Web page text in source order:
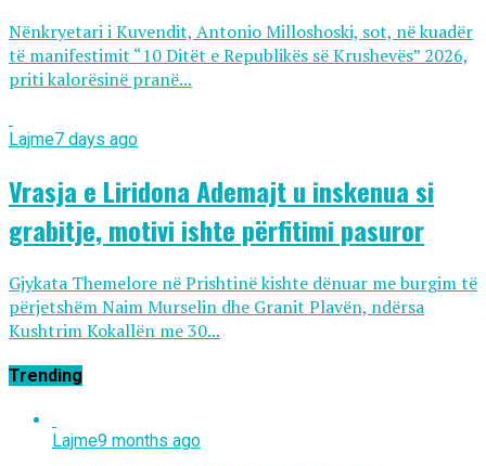
Nënkryetari i Kuvendit, Antonio Milloshoski, sot, në kuadër
të manifestimit “10 Ditët e Republikës së Krushevës” 2026,
priti kalorësinë pranë...
Lajme7 days ago
Vrasja e Liridona Ademajt u inskenua si
grabitje, motivi ishte përfitimi pasuror
Gjykata Themelore në Prishtinë kishte dënuar me burgim të
përjetshëm Naim Murselin dhe Granit Plavën, ndërsa
Kushtrim Kokallën me 30...
Trending
Lajme9 months ago